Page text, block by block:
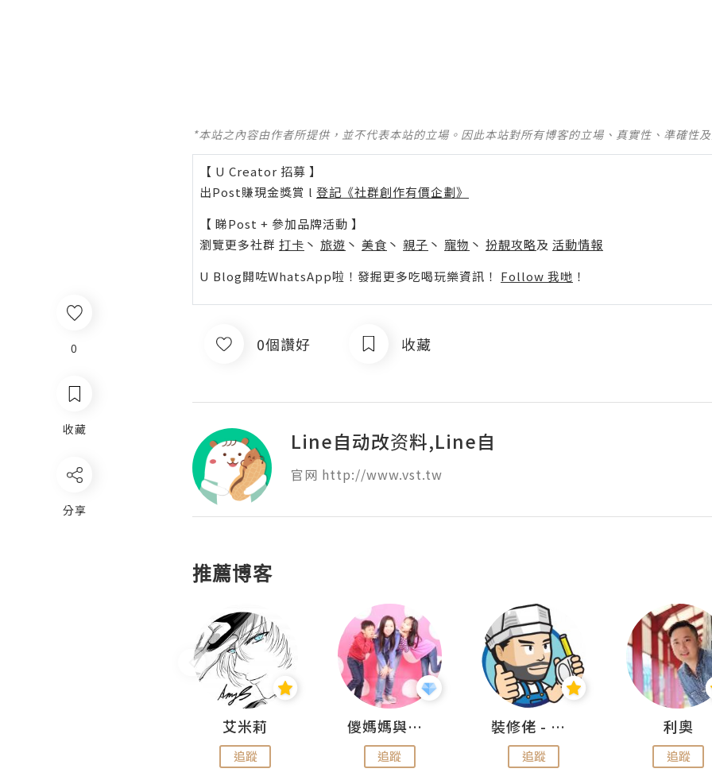
0
收藏
分享
*本站之內容由作者所提供，並不代表本站的立場。因此本站對所有博客的立場、真實性、準確性
【 U Creator 招募 】
出Post賺現金獎賞 l 登記《社群創作有價企劃》
【 睇Post + 參加品牌活動 】
瀏覽更多社群 打卡 丶 旅遊 丶 美食 丶 親子 丶 寵物 丶 扮靚攻略及 活動情報
U Blog開咗WhatsApp啦！發掘更多吃喝玩樂資訊！ Follow 我哋 ！
0個讚好 收藏
Line自动改资料,Line自
官网 http://www.vst.tw
推薦博客
艾米莉
追蹤
儍媽媽與兩隻小魔怪之家
追蹤
裝修佬 - 香港一站式網上裝修平台
追蹤
利奧
追蹤